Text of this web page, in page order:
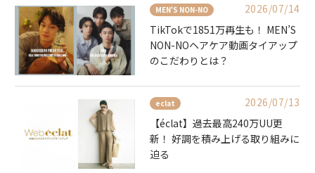
MEN'S NON-NO
2026/07/14
TikTokで1851万再生も！ MEN’S
NON-NOヘアケア動画タイアップ
のこだわりとは？
eclat
2026/07/13
【éclat】過去最高240万UU更
新！ 好調を積み上げる取り組みに
迫る